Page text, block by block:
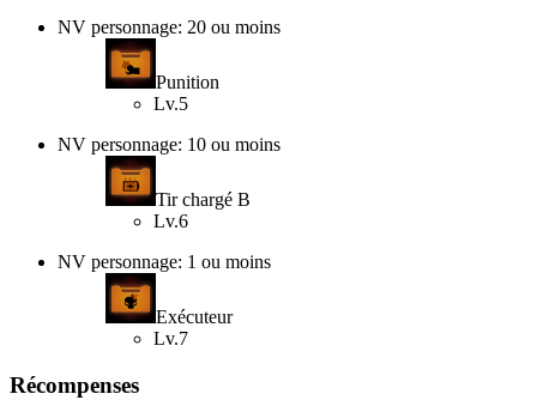
NV personnage: 20 ou moins
Punition
Lv.5
NV personnage: 10 ou moins
Tir chargé B
Lv.6
NV personnage: 1 ou moins
Exécuteur
Lv.7
Récompenses